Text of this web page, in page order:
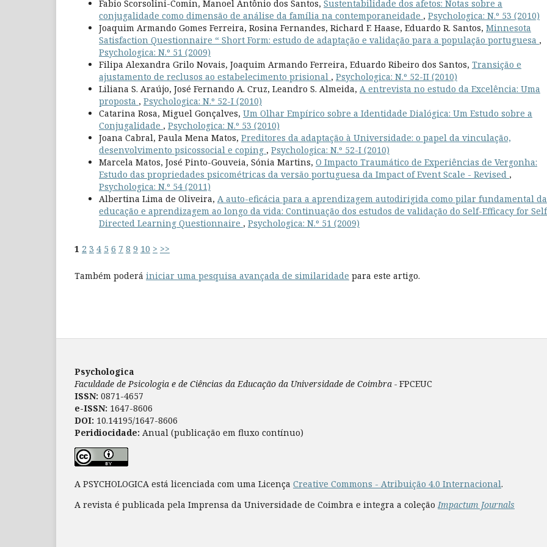
Fabio Scorsolini-Comin, Manoel Antônio dos Santos, Sustentabilidade dos afetos: Notas sobre a
conjugalidade como dimensão de análise da família na contemporaneidade , Psychologica: N.º 53 (2010)
Joaquim Armando Gomes Ferreira, Rosina Fernandes, Richard F. Haase, Eduardo R. Santos, Minnesota
Satisfaction Questionnaire “ Short Form: estudo de adaptação e validação para a população portuguesa ,
Psychologica: N.º 51 (2009)
Filipa Alexandra Grilo Novais, Joaquim Armando Ferreira, Eduardo Ribeiro dos Santos, Transição e
ajustamento de reclusos ao estabelecimento prisional , Psychologica: N.º 52-II (2010)
Liliana S. Araújo, José Fernando A. Cruz, Leandro S. Almeida, A entrevista no estudo da Excelência: Uma
proposta , Psychologica: N.º 52-I (2010)
Catarina Rosa, Miguel Gonçalves, Um Olhar Empírico sobre a Identidade Dialógica: Um Estudo sobre a
Conjugalidade , Psychologica: N.º 53 (2010)
Joana Cabral, Paula Mena Matos, Preditores da adaptação à Universidade: o papel da vinculação,
desenvolvimento psicossocial e coping , Psychologica: N.º 52-I (2010)
Marcela Matos, José Pinto-Gouveia, Sónia Martins, O Impacto Traumático de Experiências de Vergonha:
Estudo das propriedades psicométricas da versão portuguesa da Impact of Event Scale - Revised ,
Psychologica: N.º 54 (2011)
Albertina Lima de Oliveira, A auto-eficácia para a aprendizagem autodirigida como pilar fundamental da
educação e aprendizagem ao longo da vida: Continuação dos estudos de validação do Self-Efficacy for
Directed Learning Questionnaire , Psychologica: N.º 51 (2009)
1 2 3 4 5 6 7 8 9 10 > >>
Também poderá iniciar uma pesquisa avançada de similaridade para este artigo.
Psychologica
Faculdade de Psicologia e de Ciências da Educação da Universidade de Coimbra - FPCEUC
ISSN: 0871-4657
e-ISSN: 1647-8606
DOI: 10.14195/1647-8606
Peridiocidade: Anual (publicação em fluxo contínuo)
A PSYCHOLOGICA está licenciada com uma Licença Creative Commons - Atribuição 4.0 Internacional.
A revista é publicada pela Imprensa da Universidade de Coimbra e integra a coleçãoImpactum Journals